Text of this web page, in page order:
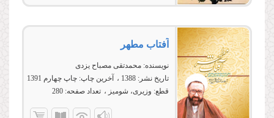
آفتاب مطهر
نویسنده: محمدتقی مصباح یزدی
تاریخ نشر: 1388 آخرین چاپ: چاپ چهارم 1391
قطع: وزیری، شومیز تعداد صفحه: 280